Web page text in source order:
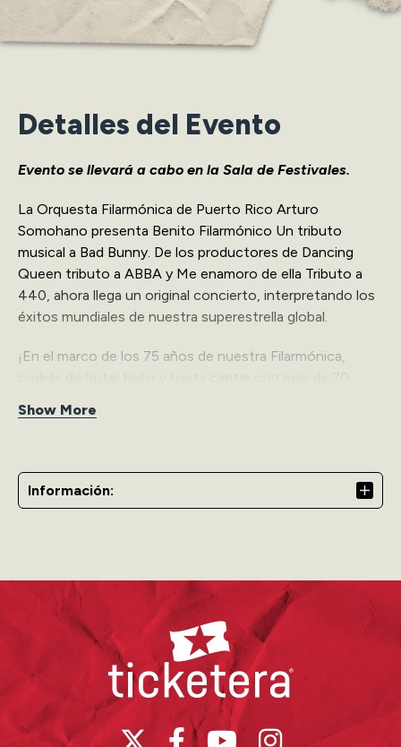
Detalles del Evento
Evento se llevará a cabo en la Sala de Festivales.
La Orquesta Filarmónica de Puerto Rico Arturo
Somohano presenta Benito Filarmónico Un tributo
musical a Bad Bunny. De los productores de Dancing
Queen tributo a ABBA y Me enamoro de ella Tributo a
440, ahora llega un original concierto, interpretando los
éxitos mundiales de nuestra superestrella global.
¡En el marco de los 75 años de nuestra Filarmónica,
mucho flow!
Show More
Información:
Ticketera